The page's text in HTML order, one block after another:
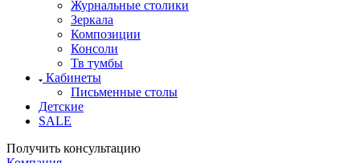
Журнальные столики
Зеркала
Композиции
Консоли
Тв тумбы
Кабинеты
Письменные столы
Детские
SALE
Получить консультацию